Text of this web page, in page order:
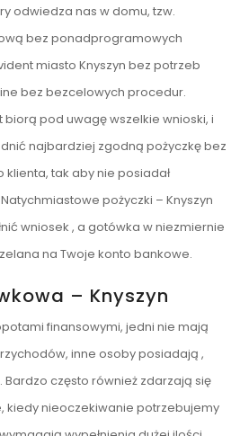
odwiedza nas w domu, tzw.
bez ponadprogramowych
miasto Knyszyn bez potrzeb
bez bezcelowych procedur.
pod uwagę wszelkie wnioski, i
najbardziej zgodną pożyczkę bez
klienta, tak aby nie posiadał
pożyczki – Knyszyn
wniosek , a gotówka w niezmiernie
na Twoje konto bankowe.
– Knyszyn
finansowymi, jedni nie mają
inne osoby posiadają ,
często również zdarzają się
kiedy nieoczekiwanie potrzebujemy